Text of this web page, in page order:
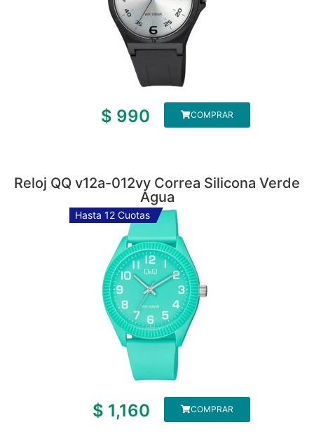
$ 990 COMPRAR
Reloj QQ v12a-012vy Correa Silicona Verde
Agua
Hasta 12 Cuotas
$ 1,160 COMPRAR